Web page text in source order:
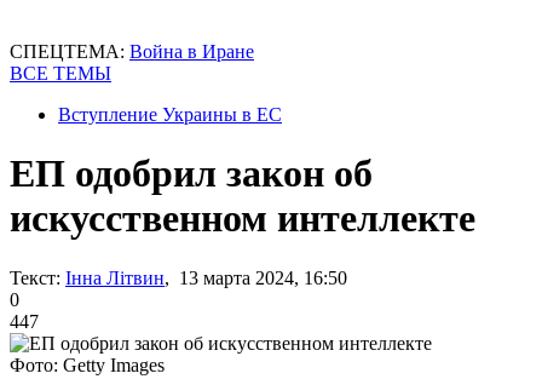
СПЕЦТЕМА: Война в Иране
ВСЕ ТЕМЫ
Вступление Украины в ЕС
ЕП одобрил закон об
искусственном интеллекте
Текст: Інна Літвин, 13 марта 2024, 16:50
0
447
Фото: Getty Images